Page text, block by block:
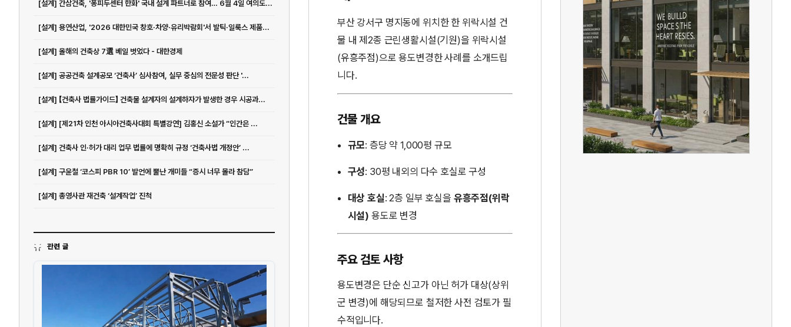
[설계] 간삼건축, '퐁피두센터 한화' 국내 설계 파트너로 참여… 6월 4일 여의도...
[설계] 용연산업, '2026 대한민국 창호·차양·유리박람회'서 발틱·일룩스 제품...
[설계] 올해의 건축상 7選 베일 벗었다 - 대한경제
[설계] 공공건축 설계공모 ‘건축사’ 심사참여, 실무 중심의 전문성 판단 '...
[설계] 【건축사 법률가이드】 건축물 설계자의 설계하자가 발생한 경우 시공과...
[설계] [제21차 인천 아시아건축사대회 특별강연] 김홍신 소설가 “인간은 ...
[설계] 건축사 인·허가 대리 업무 법률에 명확히 규정 ‘건축사법 개정안’ ...
[설계] 구윤철 ‘코스피 PBR 10’ 발언에 뿔난 개미들 “증시 너무 몰라 참담”
[설계] 총영사관 재건축 ‘설계작업’ 진척
관련 글
부산 강서구 명지동에 위치한 한 위락시설 건
물 내 제2종 근린생활시설(기원)을 위락시설
(유흥주점)으로 용도변경한 사례를 소개드립
니다.
건물 개요
규모: 층당 약 1,000평 규모
구성: 30평 내외의 다수 호실로 구성
대상 호실: 2층 일부 호실을 유흥주점(위락
시설) 용도로 변경
주요 검토 사항
용도변경은 단순 신고가 아닌 허가 대상(상위
군 변경)에 해당되므로 철저한 사전 검토가 필
수적입니다.